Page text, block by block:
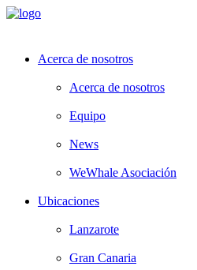
Acerca de nosotros
Acerca de nosotros
Equipo
News
WeWhale Asociación
Ubicaciones
Lanzarote
Gran Canaria